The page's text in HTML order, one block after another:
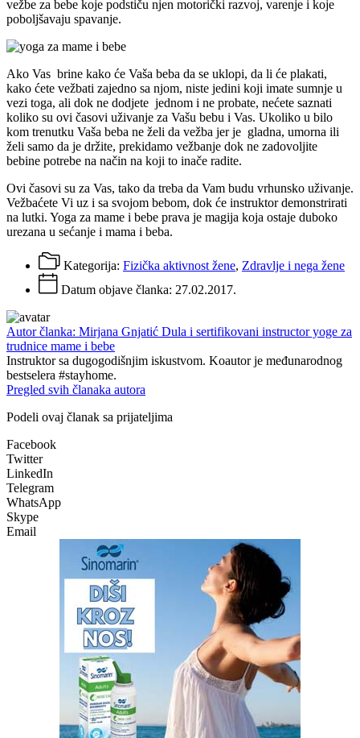
vežbe za bebe koje podstiču njen motorički razvoj, varenje i koje
poboljšavaju spavanje.
Ako Vas brine kako će Vaša beba da se uklopi, da li će plakati,
kako ćete vežbati zajedno sa njom, niste jedini koji imate sumnje u
vezi toga, ali dok ne dodjete jednom i ne probate, nećete saznati
koliko su ovi časovi uživanje za Vašu bebu i Vas. Ukoliko u bilo
kom trenutku Vaša beba ne želi da vežba jer je gladna, umorna ili
želi samo da je držite, prekidamo vežbanje dok ne zadovoljite
bebine potrebe na način na koji to inače radite.
Ovi časovi su za Vas, tako da treba da Vam budu vrhunsko uživanje.
Vežbaćete Vi uz i sa svojom bebom, dok će instruktor demonstrirati
na lutki. Yoga za mame i bebe prava je magija koja ostaje duboko
urezana u sećanje i mama i beba.
Kategorija: Fizička aktivnost žene, Zdravlje i nega žene
Datum objave članka: 27.02.2017.
Autor članka: Mirjana Gnjatić Dula i sertifikovani instructor yoge za
trudnice mame i bebe
Instruktor sa dugogodišnjim iskustvom. Koautor je međunarodnog
bestselera #stayhome.
Pregled svih članaka autora
Podeli ovaj članak sa prijateljima
Facebook
Twitter
LinkedIn
Telegram
WhatsApp
Skype
Email